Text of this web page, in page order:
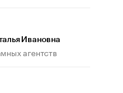
Ивановна
агентств